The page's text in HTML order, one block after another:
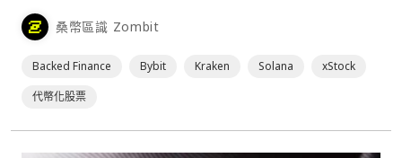
代幣化股票產品 xStocks，讓用戶能夠交易包括 Apple、
Amazon 和微軟等公司股票的代幣版本。⋯
桑幣區識 Zombit
Backed Finance Bybit Kraken Solana
xStock
代幣化股票